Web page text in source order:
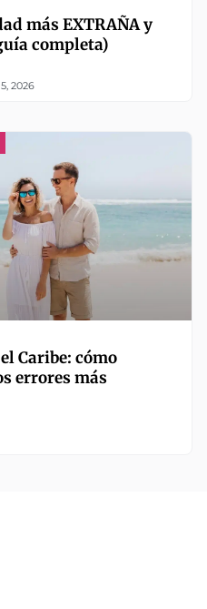
más EXTRAÑA y
completa)
2026
Caribe: cómo
errores más